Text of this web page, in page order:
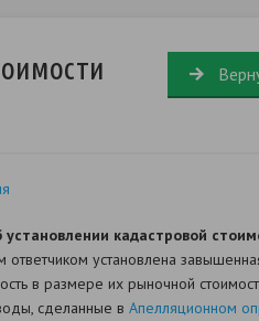
кадастровой
установлена
в размере их рыночной
сделанные в Апелляционном